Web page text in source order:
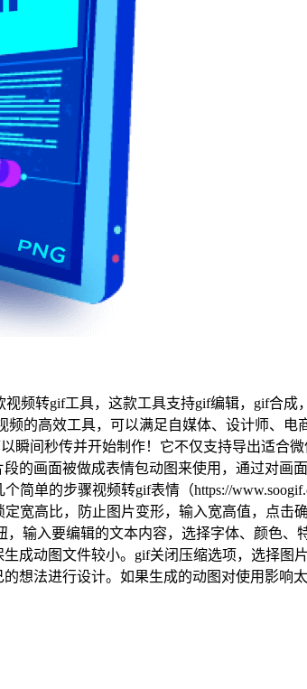
频转gif工具，这款工具支持gif编辑，gif合
频的高效工具，可以满足自媒体、设计师、
瞬间秒传并开始制作！它不仅支持导出适合
的画面被做成表情包动图来使用，通过对
简单的步骤视频转gif表情（https://
宽高比，防止图片变形，输入宽高值，点
输入要编辑的文本内容，选择字体、颜色
成动图文件较小。gif关闭压缩选项，选择
想法进行设计。如果生成的动图对使用影响